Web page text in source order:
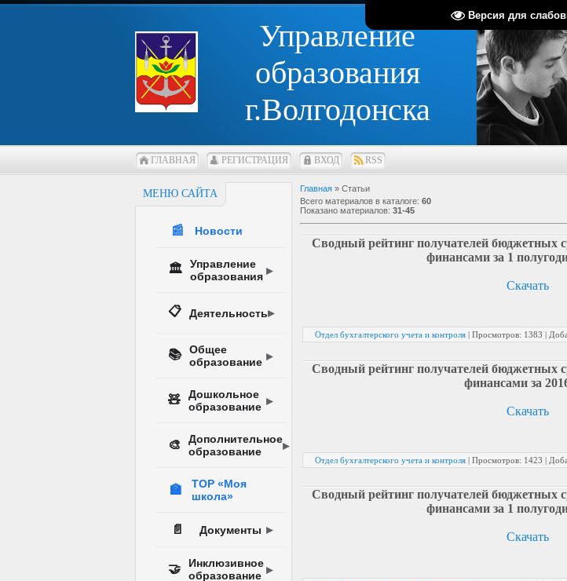
Версия для
Управление
образования
г.Волгодонска
ГЛАВНАЯ РЕГИСТРАЦИЯ ВХОД RSS
МЕНЮ САЙТА
📰 Новости
🏛️
Управление
образования
📋 Деятельность
📚
Общее
образование
🧸
Дошкольное
образование
🎨
Дополнительное
образование
🏫
ТОР «Моя
школа»
📄 Документы
🤝
Инклюзивное
образование
Главная » Статьи
Всего материалов в каталоге: 60
Показано материалов: 31-45
Сводный рейтинг получателей бюджетных
финансами за 1
Скачать
Отдел бухгалтерского учета и контроля | Просмотров: 1383 |
Сводный рейтинг получателей бюджетных
финансами за
Скачать
Отдел бухгалтерского учета и контроля | Просмотров: 1423 |
Сводный рейтинг получателей бюджетных
финансами за 1
Скачать